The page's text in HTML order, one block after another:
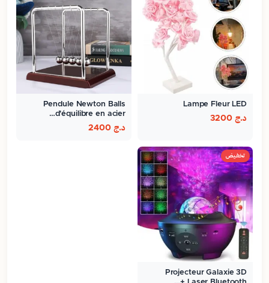
Lampe Fleur LED
د.ج
Pendule Newton Balls
d'équilibre en acier…
د.ج
تخفيض
Projecteur Galaxie 3D